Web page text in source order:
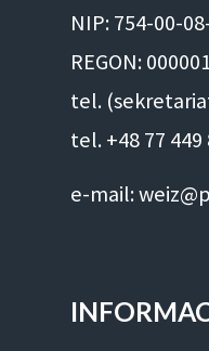
NIP: 754-00-
REGON:
tel.
tel. +48 77 449
e-mail: